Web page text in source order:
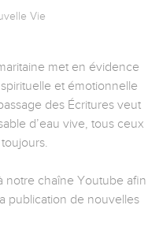
Vie
met en évidence
et émotionnelle
des Écritures veut
d’eau vive, tous ceux
notre chaîne Youtube afin
publication de nouvelles